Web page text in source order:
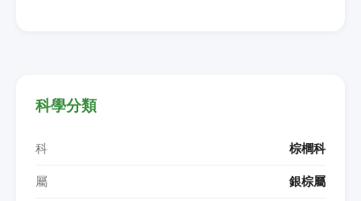
科學分類
科 棕櫚科
屬 銀棕屬